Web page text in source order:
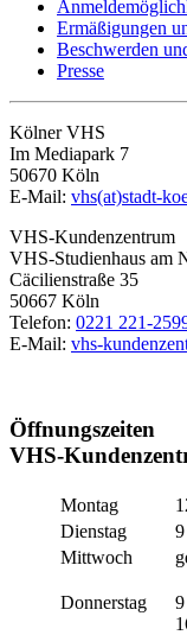
Ermäßigungen
Beschwerden
Presse
Kölner VHS
Im Mediapark 7
50670 Köln
E-Mail: vhs(at)stadt-
VHS-Kundenzentrum
VHS-Studienhaus am
Cäcilienstraße 35
50667 Köln
Telefon: 0221 221-
E-Mail: vhs-
Öffnungszeiten
VHS-
Montag
Dienstag
Mittwoch
Donnerstag